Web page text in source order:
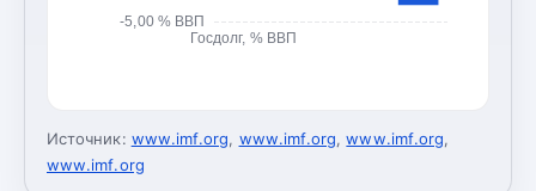
-5,00 % ВВП
Госдолг, % ВВП
Источник: www.imf.org, www.imf.org,www.imf.org,
www.imf.org